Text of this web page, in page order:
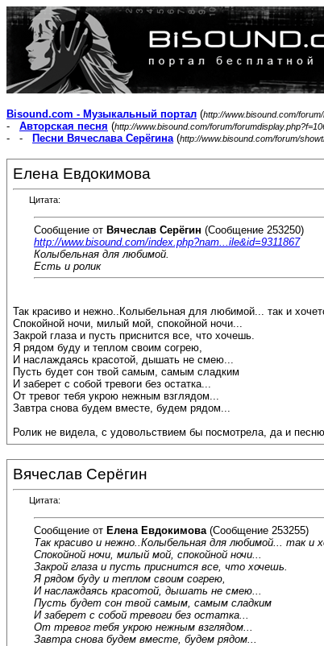
Bisound.com - Музыкальный портал (http://www.bisound.com/
- Авторская песня (http://www.bisound.com/forum/
- -
Песни Вячеслава Серёгина(http://www.bisound.com/forum/
Елена Евдокимова
Цитата:
Сообщение от Вячеслав Серёгин (Сообщение 253250)
http://www.bisound.com/index.php?nam...ile&id=9311867
Колыбельная для любимой.
Есть и ролик
Так красиво и нежно..Колыбельная для любимой... так и
Спокойной ночи, милый мой, спокойной ночи...
Закрой глаза и пусть приснится все, что хочешь.
Я рядом буду и теплом своим согрею,
И наслаждаясь красотой, дышать не смею...
Пусть будет сон твой самым, самым сладким
И заберет с собой тревоги без остатка...
От тревог тебя укрою нежным взглядом...
Завтра снова будем вместе, будем рядом...
Ролик не видела, с удовольствием бы посмотрела, да и
Вячеслав Серёгин
Цитата:
Сообщение от Елена Евдокимова (Сообщение 253255)
Так красиво и нежно..Колыбельная для любимой... так
Спокойной ночи, милый мой, спокойной ночи...
Закрой глаза и пусть приснится все, что хочешь.
Я рядом буду и теплом своим согрею,
И наслаждаясь красотой, дышать не смею...
Пусть будет сон твой самым, самым сладким
И заберет с собой тревоги без остатка...
От тревог тебя укрою нежным взглядом...
Завтра снова будем вместе, будем рядом...